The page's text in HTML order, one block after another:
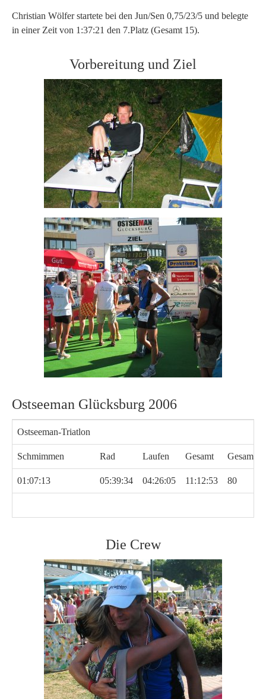
Christian Wölfer startete bei den Jun/Sen 0,75/23/5 und belegte
in einer Zeit von 1:37:21 den 7.Platz (Gesamt 15).
Vorbereitung und Ziel
Ostseeman Glücksburg 2006
Ostseeman-Triatlon
Schmimmen Rad Laufen Gesamt
01:07:13 05:39:34 04:26:05 11:12:53 80
Die Crew